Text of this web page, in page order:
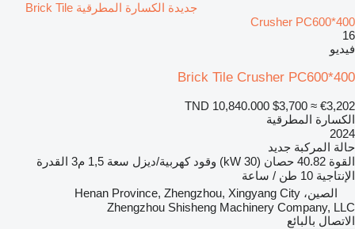
جديدة الكسارة المطرقية Brick Tile
Crusher PC600*400
16
فيديو
Brick Tile Crusher PC600*400
TND 10,840.000 $3,700 ≈ €3,202
الكسارة المطرقية
2024
حالة المركبة جديد
القوة 40.82 حصان (30 kW) وقود كهربية/ديزل سعة 1,5 م3
القدرة
الإنتاجية 10 طن / ساعة
الصين، Henan Province, Zhengzhou, Xingyang City
Zhengzhou Shisheng Machinery Company, LLC
الاتصال بالبائع